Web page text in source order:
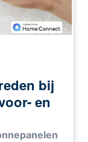
bij
en